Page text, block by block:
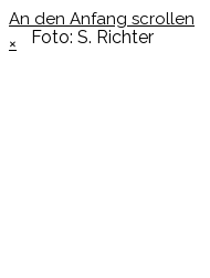
Foto: S. Richter
An den Anfang scrollen
×